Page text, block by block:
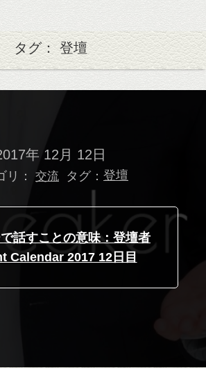
タグ： 登壇
年 12月 12日
リ： 交流 タグ： 登壇
話すことの意味：登壇者
Calendar 2017 12日目